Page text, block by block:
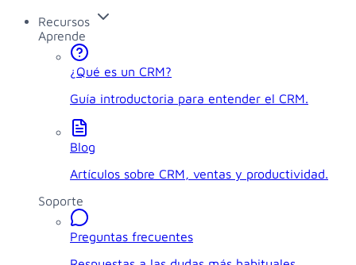
Recursos
Aprende
¿Qué es un CRM?
Guía introductoria para entender el CRM.
Blog
Artículos sobre CRM, ventas y productividad.
Soporte
Preguntas frecuentes